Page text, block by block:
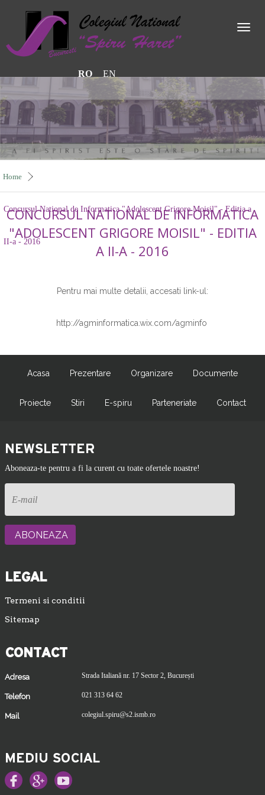
RO EN
Home
Concursul National de Informatica "Adolescent Grigore Moisil" - Editia a
II-a - 2016
CONCURSUL NATIONAL DE INFORMATICA
"ADOLESCENT GRIGORE MOISIL" - EDITIA
A II-A - 2016
Pentru mai multe detalii, accesati link-ul:
http://agminformatica.wix.com/agminfo
Acasa Prezentare Organizare Documente
Proiecte Stiri E-spiru Parteneriate Contact
NEWSLETTER
Aboneaza-te pentru a fi la curent cu toate ofertele noastre!
LEGAL
Termeni si conditii
Sitemap
CONTACT
Adresa Strada Italiană nr. 17 Sector 2, București
Telefon 021 313 64 62
Mail colegiul.spiru@s2.ismb.ro
MEDIU SOCIAL